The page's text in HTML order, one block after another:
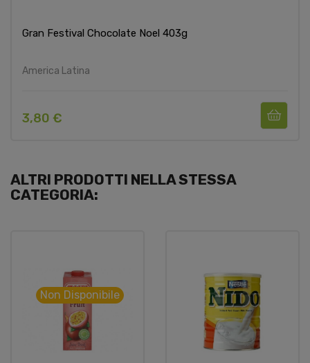
Gran Festival Chocolate Noel 403g
America Latina
3,80 €
ALTRI PRODOTTI NELLA STESSA
CATEGORIA:
Non Disponibile